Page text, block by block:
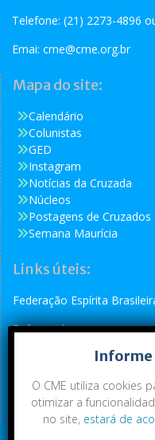
Telefone: (21) 2273-4896
Emai: cme@cme.org.br
Mapa do site:
Calendário
Colunistas
GED
Instagram
Notícias da Cruzada
Núcleos
Postagens de Cruzados
Semana Maurícia
Links úteis:
Federação Espírita
Reformador
Conselho EspíritaInforme
O CME utiliza cookies
otimizar a
no site, estará de